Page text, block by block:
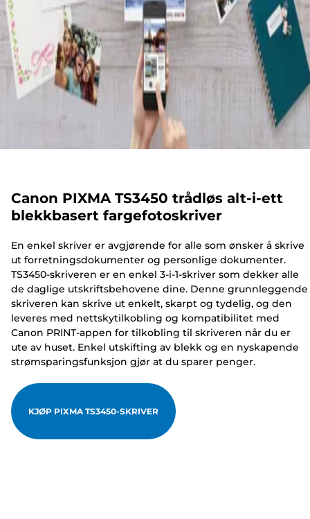
Canon PIXMA TS3450 trådløs alt-i-ett
blekkbasert fargefotoskriver
En enkel skriver er avgjørende for alle som ønsker å skrive
ut forretningsdokumenter og personlige dokumenter.
TS3450-skriveren er en enkel 3-i-1-skriver som dekker alle
de daglige utskriftsbehovene dine. Denne grunnleggende
skriveren kan skrive ut enkelt, skarpt og tydelig, og den
leveres med nettskytilkobling og kompatibilitet med
Canon PRINT-appen for tilkobling til skriveren når du er
ute av huset. Enkel utskifting av blekk og en nyskapende
strømsparingsfunksjon gjør at du sparer penger.
KJØP PIXMA TS3450-SKRIVER